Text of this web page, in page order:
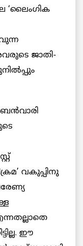
‘ലൈംഗിക
ജാതി-
വകുപ്പിനു
ഈ